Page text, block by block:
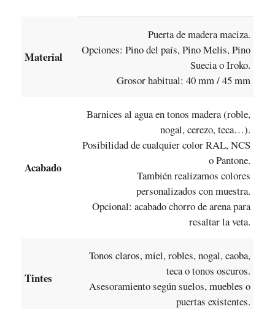
Material
Puerta de madera maciza.
Opciones: Pino del país, Pino Melis, Pino
Suecia o Iroko.
Grosor habitual: 40 mm / 45 mm
Acabado
Barnices al agua en tonos madera (roble,
nogal, cerezo, teca…).
Posibilidad de cualquier color RAL, NCS
o Pantone.
También realizamos colores
personalizados con muestra.
Opcional: acabado chorro de arena para
resaltar la veta.
Tintes
Tonos claros, miel, robles, nogal, caoba,
teca o tonos oscuros.
Asesoramiento según suelos, muebles o
puertas existentes.